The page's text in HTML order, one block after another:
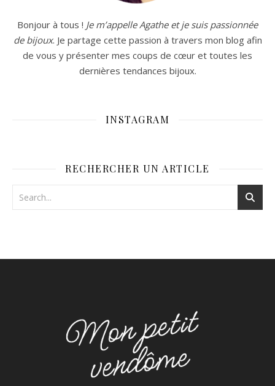
Bonjour à tous ! Je m’appelle Agathe et je suis passionnée
de bijoux. Je partage cette passion à travers mon blog afin
de vous y présenter mes coups de cœur et toutes les
dernières tendances bijoux.
INSTAGRAM
RECHERCHER UN ARTICLE